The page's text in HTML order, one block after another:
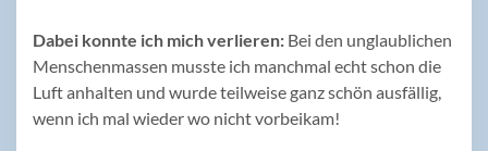
Dabei konnte ich mich verlieren: Bei den unglaublichen
Menschenmassen musste ich manchmal echt schon die
Luft anhalten und wurde teilweise ganz schön ausfällig,
wenn ich mal wieder wo nicht vorbeikam!